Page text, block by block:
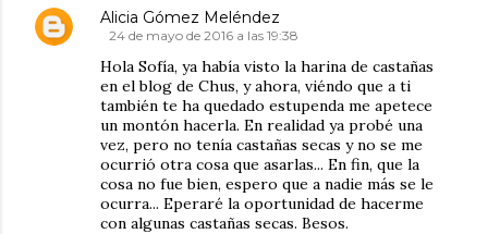
Alicia Gómez Meléndez
24 de mayo de 2016 a las 19:38
Hola Sofía, ya había visto la harina de castañas
en el blog de Chus, y ahora, viéndo que a ti
también te ha quedado estupenda me apetece
un montón hacerla. En realidad ya probé una
vez, pero no tenía castañas secas y no se me
ocurrió otra cosa que asarlas... En fin, que la
cosa no fue bien, espero que a nadie más se le
ocurra... Eperaré la oportunidad de hacerme
con algunas castañas secas. Besos.